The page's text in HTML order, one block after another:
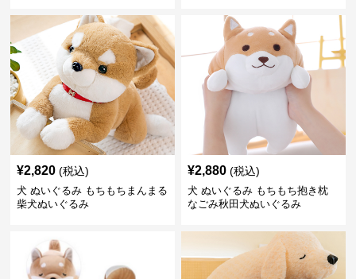
¥2,820 (税込)
犬 ぬいぐるみ もちもちまんまる
柴犬ぬいぐるみ
¥2,880 (税込)
犬 ぬいぐるみ もちもち抱き枕
なごみ秋田犬ぬいぐるみ